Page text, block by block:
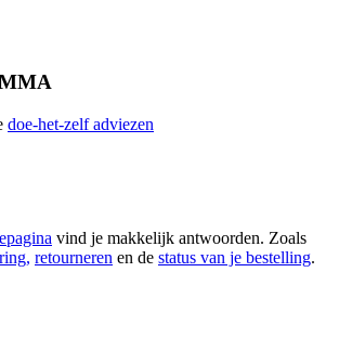
doe-het-zelf adviezen
vind je makkelijk antwoorden. Zoals
retourneren en de status van je bestelling.